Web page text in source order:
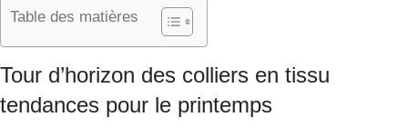
Table des matières
Tour d’horizon des colliers en tissu
tendances pour le printemps